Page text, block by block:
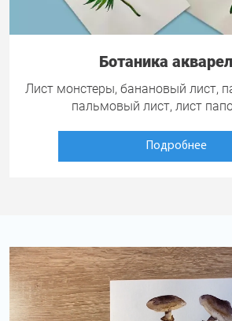
Ботаника
Лист монстеры, банановый лист,
пальмовый лист, лист
Подробнее